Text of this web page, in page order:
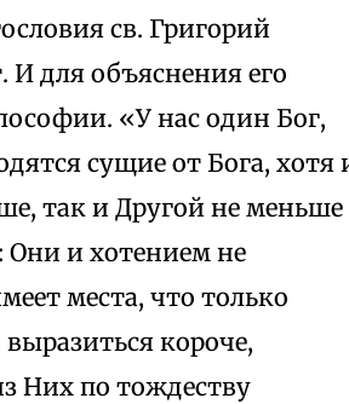
св. Григорий
для объяснения его
«У нас один Бог,
сущие от Бога, хотя
так и Другой не меньше
Они и хотением не
места, что только
короче,
Них по тождеству